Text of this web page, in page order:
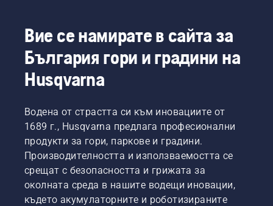
Вие се намирате в сайта за
България гори и градини на
Husqvarna
Водена от страстта си към иновациите от
1689 г., Husqvarna предлага професионални
продукти за гори, паркове и градини.
Производителността и използваемостта се
срещат с безопасността и грижата за
околната среда в нашите водещи иновации,
където акумулаторните и роботизираните